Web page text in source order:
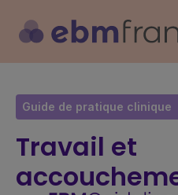
contenu
principal
Guide de pratique clinique
Travail et